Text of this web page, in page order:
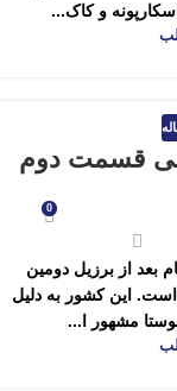
و کاک...
قسمت دوم
0
بعد از برزیل دومین
است. این کشور به دلیل
مشهور ا...